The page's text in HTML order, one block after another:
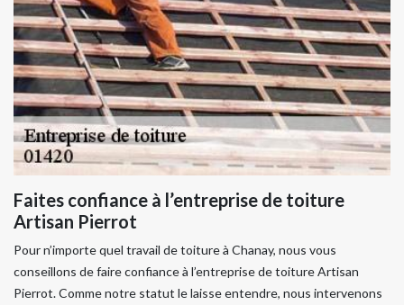
Faites confiance à l’entreprise de toiture
Artisan Pierrot
Pour n’importe quel travail de toiture à Chanay, nous vous
conseillons de faire confiance à l’entreprise de toiture Artisan
Pierrot. Comme notre statut le laisse entendre, nous intervenons